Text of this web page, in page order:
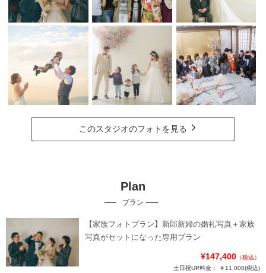
このスタジオのフォトを見る
Plan
プラン
【家族フォトプラン】新郎新婦の婚礼写真＋家族
写真がセットになった専用プラン
¥147,400 （税込）
土日祝UP料金：
￥11,000(税込)